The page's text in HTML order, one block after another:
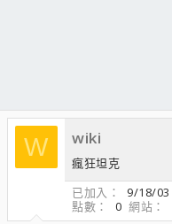
W wiki
瘋狂坦克
已加入
9/18/03
點數
0 網站